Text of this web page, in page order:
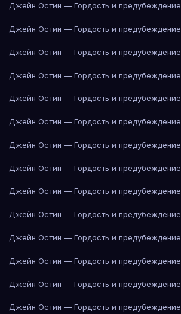
Джейн Остин — Гордость и предубеждение
Джейн Остин — Гордость и предубеждение
Джейн Остин — Гордость и предубеждение
Джейн Остин — Гордость и предубеждение
Джейн Остин — Гордость и предубеждение
Джейн Остин — Гордость и предубеждение
Джейн Остин — Гордость и предубеждение
Джейн Остин — Гордость и предубеждение
Джейн Остин — Гордость и предубеждение
Джейн Остин — Гордость и предубеждение
Джейн Остин — Гордость и предубеждение
Джейн Остин — Гордость и предубеждение
Джейн Остин — Гордость и предубеждение
Джейн Остин — Гордость и предубеждение